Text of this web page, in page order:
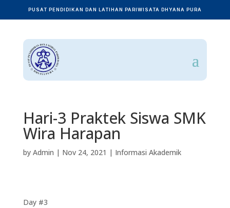
PUSAT PENDIDIKAN DAN LATIHAN PARIWISATA DHYANA PURA
Hari-3 Praktek Siswa SMK
Wira Harapan
by Admin | Nov 24, 2021 | Informasi Akademik
Day #3